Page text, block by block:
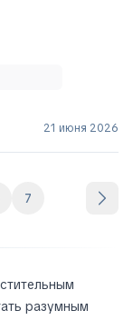
21 июня 2026
7
разумным